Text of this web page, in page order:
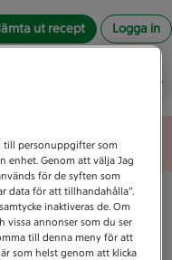
ut recept Logga in
till personuppgifter som
enhet. Genom att välja Jag
för de syften som
data för att tillhandahålla”.
inaktiveras de. Om
vissa annonser som du ser
till denna meny för att
som helst genom att klicka